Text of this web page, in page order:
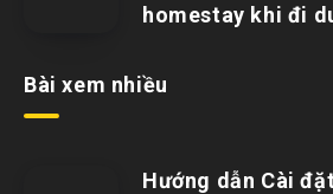
homestay khi đi
Bài xem nhiều
Hướng dẫn Cài